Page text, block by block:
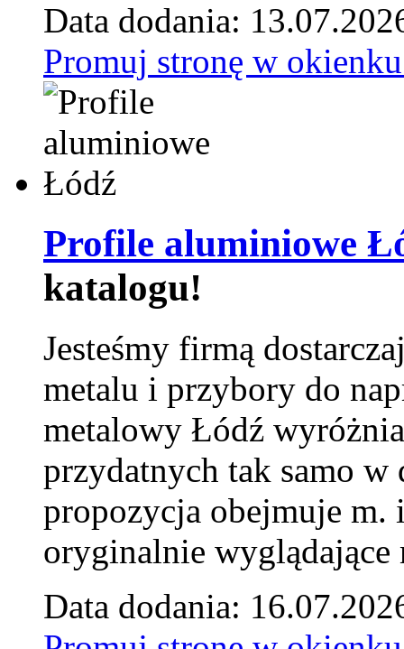
Data dodania:
Promuj stronę w
Profile aluminiowe
katalogu!
Jesteśmy firmą
metalu i przybory do
metalowy Łódź
przydatnych tak samo w
propozycja obejmuje m.
oryginalnie wyglądające
Data dodania: